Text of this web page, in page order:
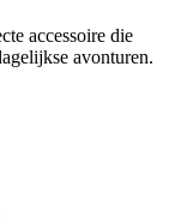
accessoire die
avonturen.